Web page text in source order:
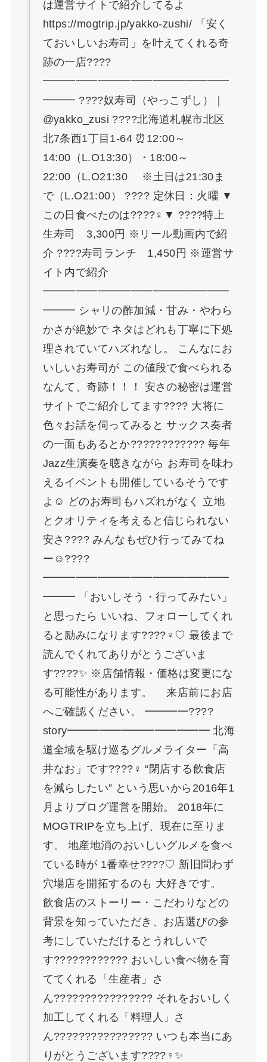
は運営サイトで紹介してるよ
https://mogtrip.jp/yakko-zushi/ 「安く
ておいしいお寿司」を叶えてくれる奇
跡の一店????
━━━━━━━━━━━━━━━━━
━━━ ????奴寿司（やっこずし）｜
@yakko_zusi ????北海道札幌市北区
北7条西1丁目1-64 ⏰12:00～
14:00（L.O13:30）・18:00～
22:00（L.O21:30 ※土日は21:30ま
で（L.O21:00） ???? 定休日：火曜 ▼
この日食べたのは????‍♀️▼ ????特上
生寿司 3,300円 ※リール動画内で紹
介 ????寿司ランチ 1,450円 ※運営サ
イト内で紹介
━━━━━━━━━━━━━━━━━
━━━ シャリの酢加減・甘み・やわら
かさが絶妙で ネタはどれも丁寧に下処
理されていてハズれなし。 こんなにお
いしいお寿司が この値段で食べられる
なんて、奇跡！！！ 安さの秘密は運営
サイトでご紹介してます???? 大将に
色々お話を伺ってみると サックス奏者
の一面もあるとか???????????? 毎年
Jazz生演奏を聴きながら お寿司を味わ
えるイベントも開催しているそうです
よ☺ どのお寿司もハズれがなく 立地
とクオリティを考えると信じられない
安さ???? みんなもぜひ行ってみてね
ー☺️????
━━━━━━━━━━━━━━━━━
━━━ 「おいしそう・行ってみたい」
と思ったら いいね、フォローしてくれ
ると励みになります????‍♀️♡ 最後まで
読んでくれてありがとうございま
す????✨ ※店舗情報・価格は変更にな
る可能性があります。 来店前にお店
へご確認ください。 ━━━━????
story━━━━━━━━━━━━━ 北海
道全域を駆け巡るグルメライター「高
井なお」です????‍♀️ “閉店する飲食店
を減らしたい” という思いから2016年1
月よりブログ運営を開始。 2018年に
MOGTRIPを立ち上げ、現在に至りま
す。 地産地消のおいしいグルメを食べ
ている時が 1番幸せ????♡ 新旧問わず
穴場店を開拓するのも 大好きです。
飲食店のストーリー・こだわりなどの
背景を知っていただき、お店選びの参
考にしていただけるとうれしいで
す???????????? おいしい食べ物を育
ててくれる「生産者」さ
ん????‍????????‍???? それをおいしく
加工してくれる「料理人」さ
ん????‍????????‍???? いつも本当にあ
りがとうございます????‍♀️✨